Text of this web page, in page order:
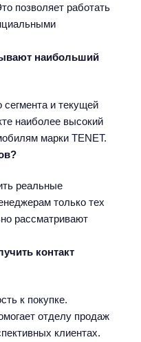
позволяет работать
наибольший
сегмента и текущей
наиболее высокий
марки TENET.
реальные
только тех
рассматривают
контакт
к покупке.
отделу продаж
клиентах.